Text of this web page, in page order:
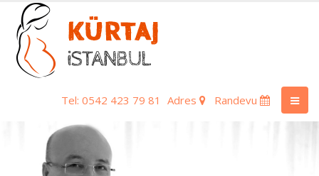
Tel: 0542 423 79 81 Adres Randevu